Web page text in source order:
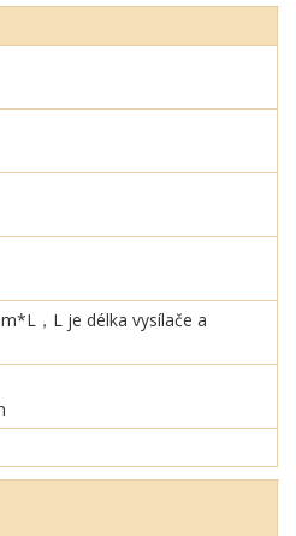
，L je délka vysílače a